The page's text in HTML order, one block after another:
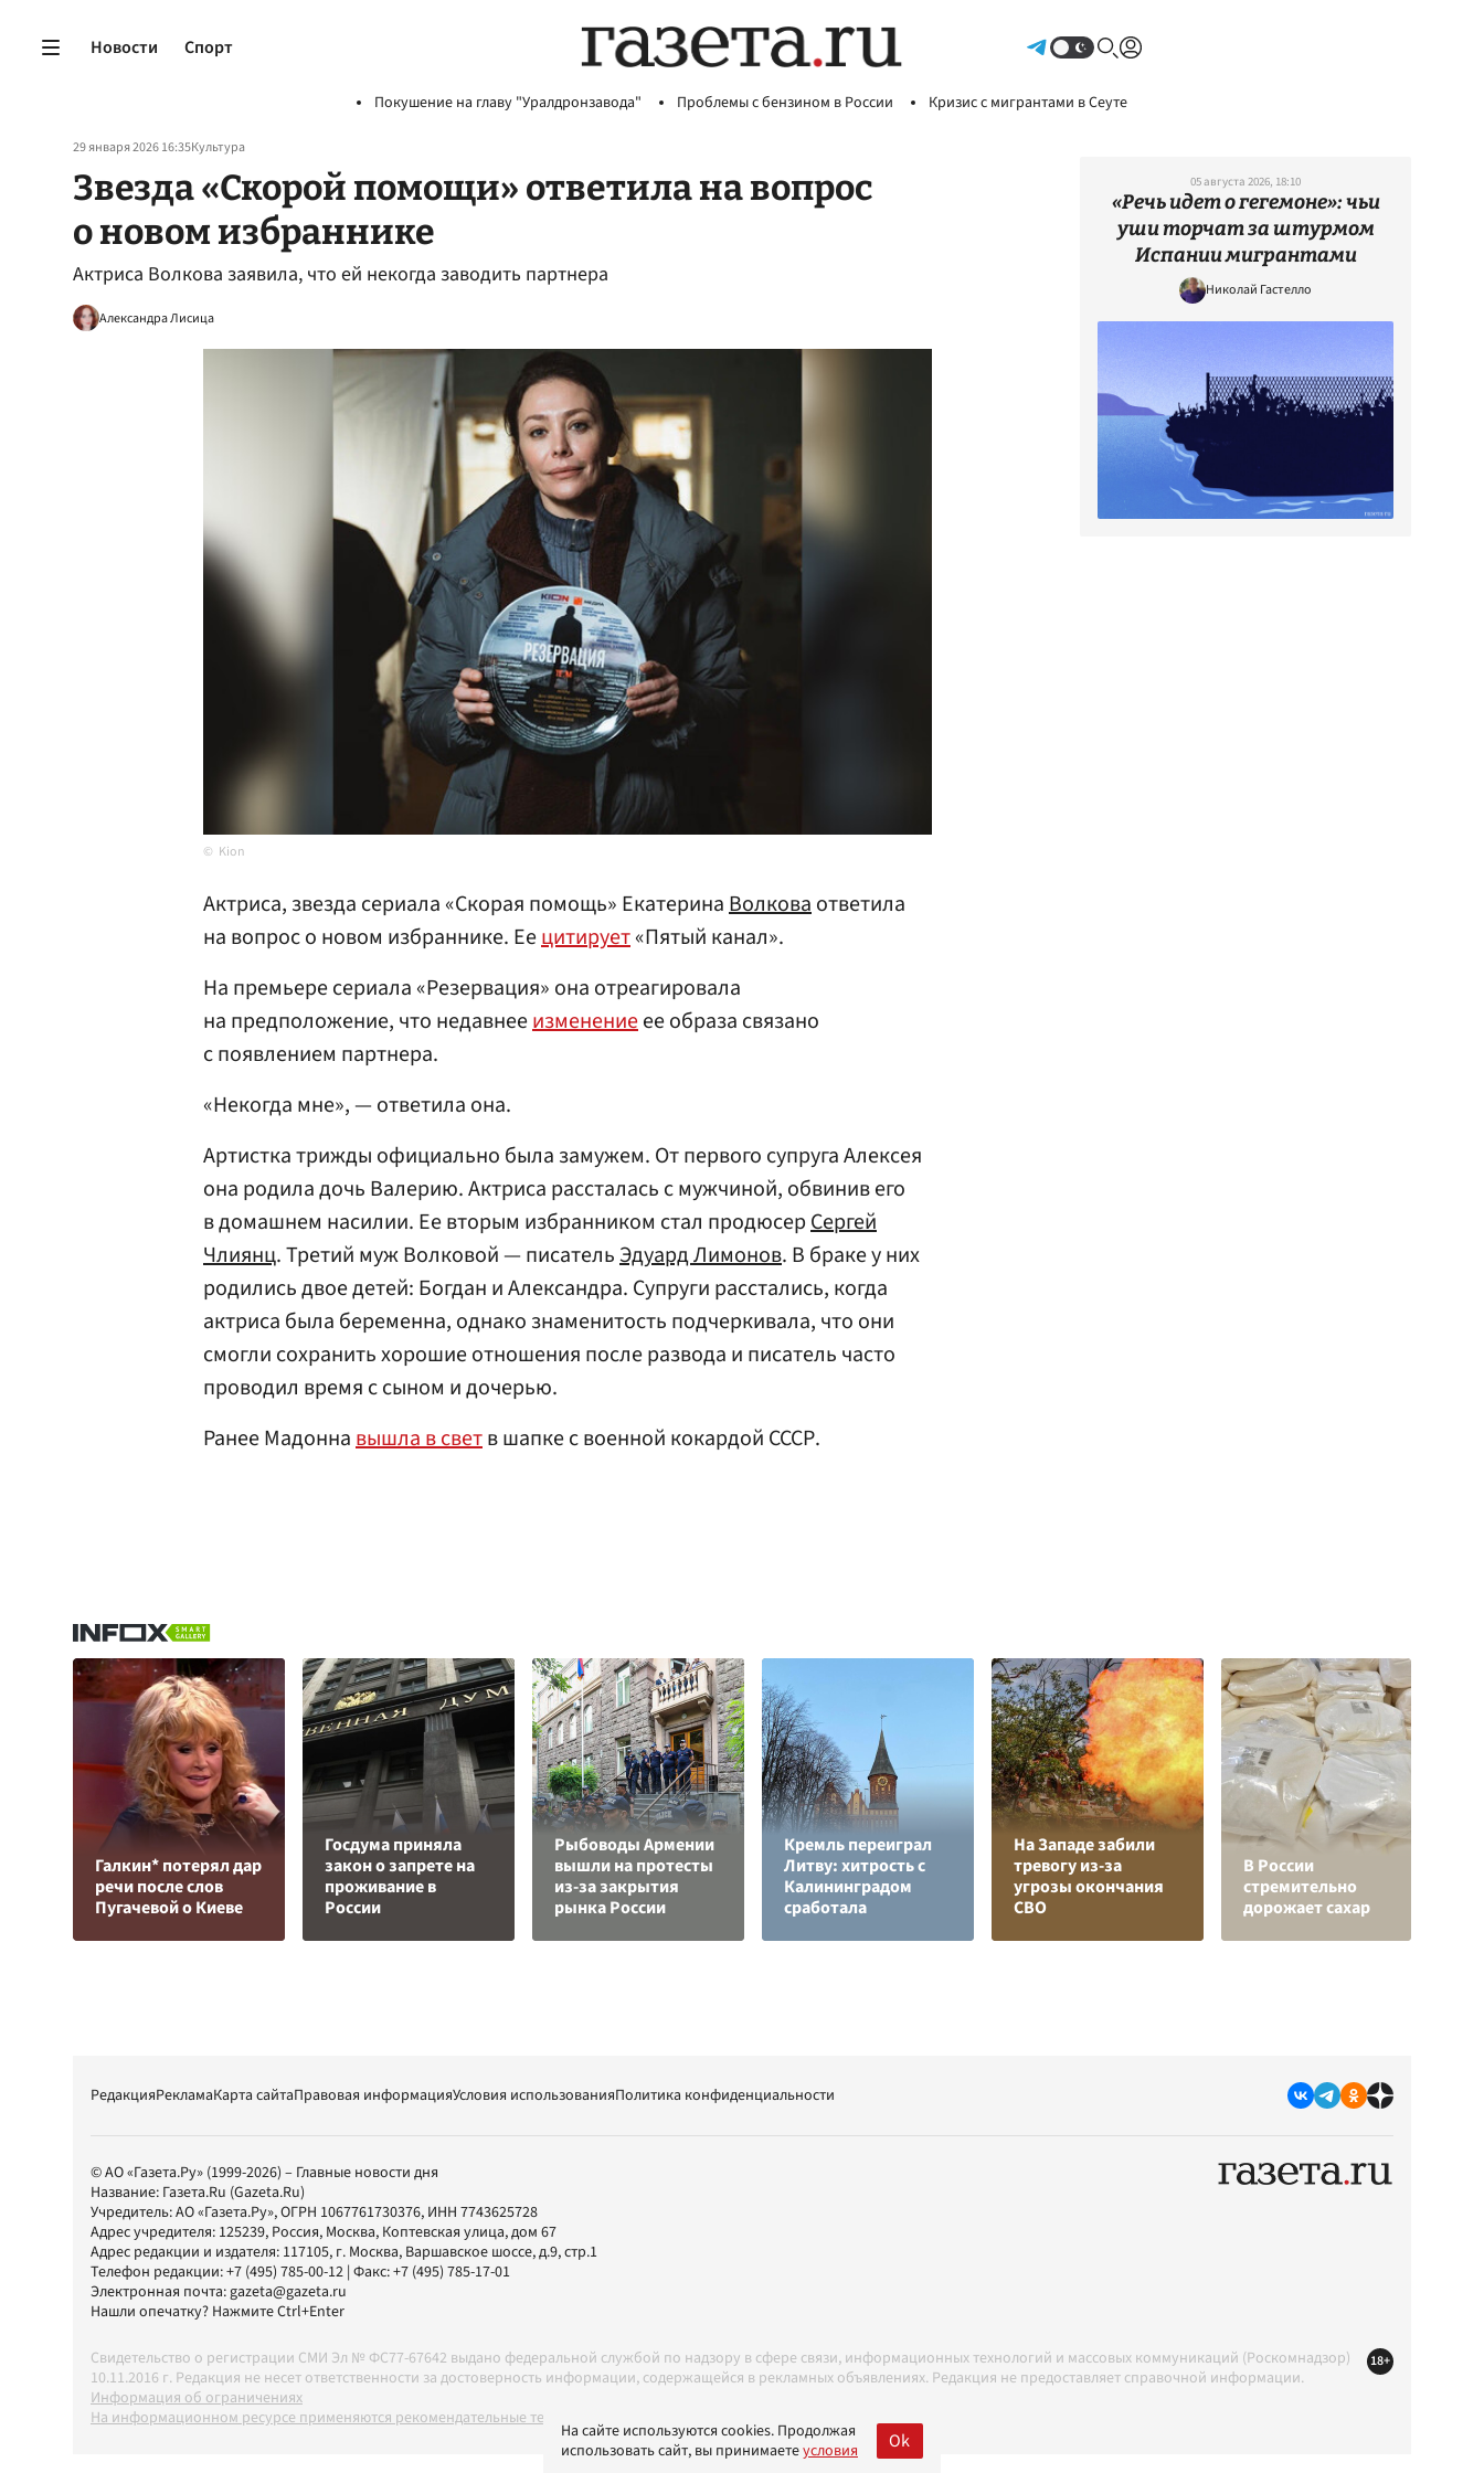
Новости Спорт
Покушение на главу "Уралдронзавода" Проблемы с бензином в России Кризис с мигрантами в Сеуте
29 января 2026 16:35Культура
Звезда «Скорой помощи» ответила на вопрос
о новом избраннике
Актриса Волкова заявила, что ей некогда заводить партнера
Александра Лисица
Kion
Актриса, звезда сериала «Скорая помощь» ЕкатеринаВолковаответила
на вопрос о новом избраннике. Еецитирует«Пятый канал».
На премьере сериала «Резервация» она отреагировала
на предположение, что недавнееизменениеее образа связано
с появлением партнера.
«Некогда мне», — ответила она.
Артистка трижды официально была замужем. От первого супруга Алексея
она родила дочь Валерию. Актриса рассталась с мужчиной, обвинив его
в домашнем насилии. Ее вторым избранником стал продюсерСергей
Члиянц. Третий муж Волковой — писательЭдуард Лимонов. В браке у них
родились двое детей: Богдан и Александра. Супруги расстались, когда
актриса была беременна, однако знаменитость подчеркивала, что они
смогли сохранить хорошие отношения после развода и писатель часто
проводил время с сыном и дочерью.
Ранее Мадоннавышла в светв шапке с военной кокардой СССР.
05 августа 2026, 18:10
«Речь идет о гегемоне»: чьи
уши торчат за штурмом
Испании мигрантами
Николай Гастелло
Галкин* потерял дар
речи после слов
Пугачевой о Киеве
Госдума приняла
закон о запрете на
проживание в
России
Рыбоводы Армении
вышли на протесты
из-за закрытия
рынка России
Кремль переиграл
Литву: хитрость с
Калининградом
сработала
На Западе забили
тревогу из-за
угрозы окончания
СВО
В России
стремительно
дорожает сахар
РедакцияРекламаКарта сайтаПравовая информацияУсловия использованияПолитика конфиденциальности
© АО «Газета.Ру» (1999-2026) – Главные новости дня
Название: Газета.Ru (Gazeta.Ru)
Учредитель:АО «Газета.Ру», ОГРН 1067761730376, ИНН 7743625728
Адрес учредителя: 125239, Россия, Москва, Коптевская улица, дом 67
Адрес редакции и издателя: 117105, г. Москва, Варшавское шоссе, д.9, стр.1
Телефон редакции:+7 (495) 785-00-12 | Факс:+7 (495) 785-17-01
Электронная почта:gazeta@gazeta.ru
Нашли опечатку? Нажмите Ctrl+Enter
Свидетельство о регистрации СМИ Эл № ФС77-67642 выдано федеральной службой по надзору в сфере связи, информационных технологий и массовых коммуникаций (Роскомнадзор)
10.11.2016 г. Редакция не несет ответственности за достоверность информации, содержащейся в рекламных объявлениях. Редакция не предоставляет справочной информации.
Информация об ограничениях
На информационном ресурсе применяются рекомендательные технологии в соответствии с Правилами
18+
На сайте используются cookies. Продолжая
использовать сайт, вы принимаетеусловия Ok